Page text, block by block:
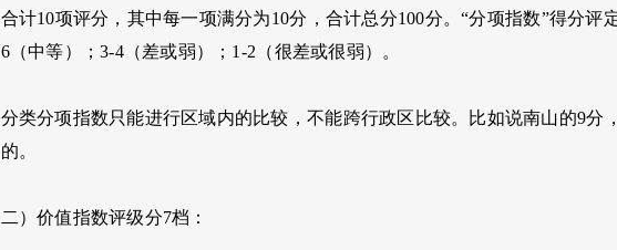
合计10项评分，其中每一项满分为10分，合计总分100分。“分项指数”得分评
6（中等）；3-4（差或弱）；1-2（很差或很弱）。
分类分项指数只能进行区域内的比较，不能跨行政区比较。比如说南山的9分
的。
二）价值指数评级分7档：